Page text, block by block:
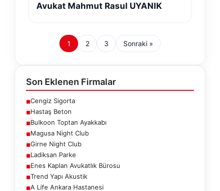
Avukat Mahmut Rasul UYANIK
1 2 3 Sonraki »
Son Eklenen Firmalar
■Cengiz Sigorta
■Hastaş Beton
■Bulkoon Toptan Ayakkabı
■Magusa Night Club
■Girne Night Club
■Ladiksan Parke
■Enes Kaplan Avukatlık Bürosu
■Trend Yapı Akustik
■A Life Ankara Hastanesi